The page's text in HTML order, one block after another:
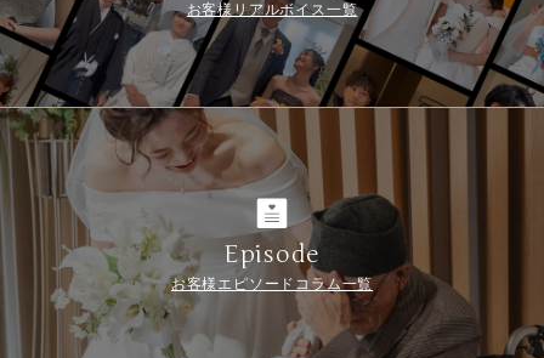
お客様リアルボイス一覧
Episode
お客様エピソードコラム一覧